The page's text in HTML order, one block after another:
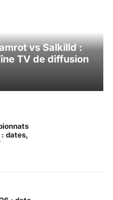
vs Salkilld :
TV de diffusion
dates,